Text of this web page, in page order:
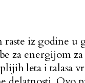
iz godine
za energijom
leta i talasa